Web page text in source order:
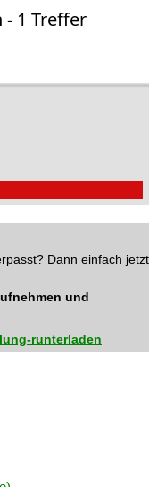
1 Treffer
Dann einfach jetzt
und
runterladen